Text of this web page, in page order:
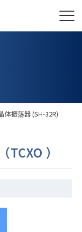
体振荡器 (SH-32R)
）